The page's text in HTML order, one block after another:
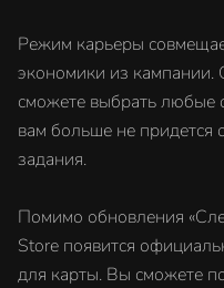
Режим карьеры
экономики из кампании.
сможете выбрать любые
вам больше не придется
задания.
Помимо обновления
Store появится
для карты. Вы сможете